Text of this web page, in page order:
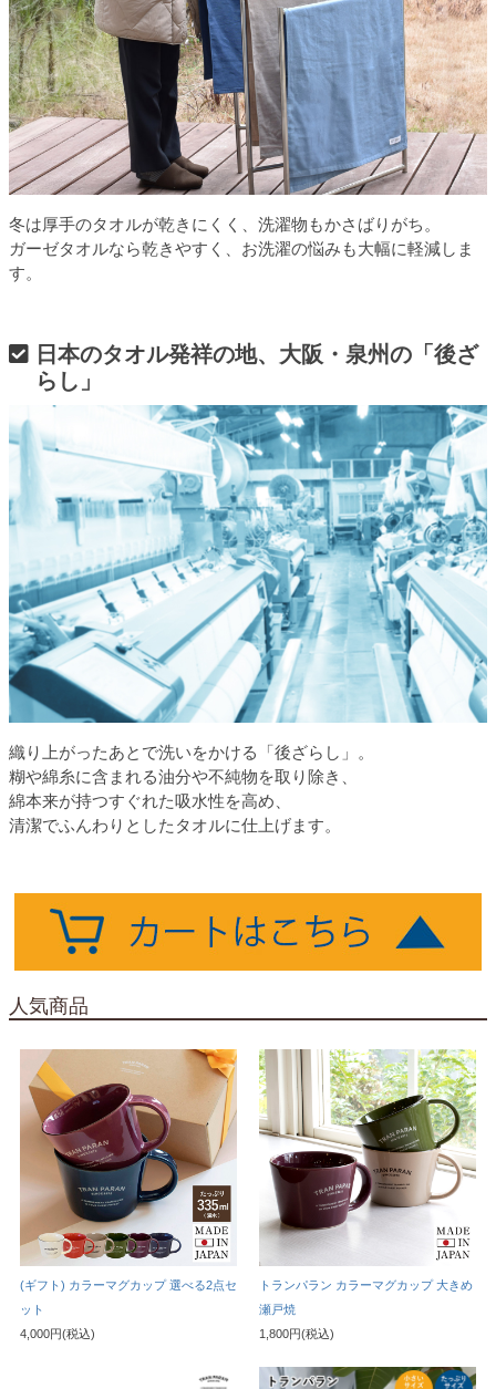
冬は厚手のタオルが乾きにくく、洗濯物もかさばりがち。
ガーゼタオルなら乾きやすく、お洗濯の悩みも大幅に軽減しま
す。
日本のタオル発祥の地、大阪・泉州の「後ざ
らし」
織り上がったあとで洗いをかける「後ざらし」。
糊や綿糸に含まれる油分や不純物を取り除き、
綿本来が持つすぐれた吸水性を高め、
清潔でふんわりとしたタオルに仕上げます。
人気商品
(ギフト) カラーマグカップ 選べる2点セ
ット
4,000円(税込)
トランパラン カラーマグカップ 大きめ
瀬戸焼
1,800円(税込)